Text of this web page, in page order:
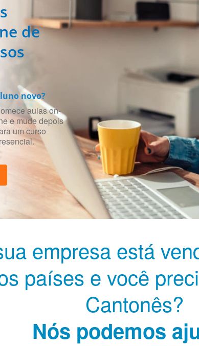
de
novo?
aulas on-
e mude depois
um curso
empresa está
países e você
Cantonês?
Nós podemos